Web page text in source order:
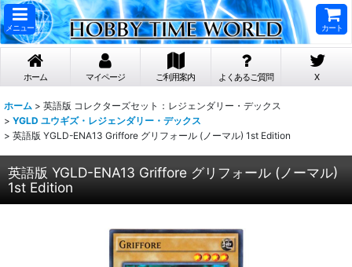
メニュー カート
ホーム マイページ ご利用案内 よくあるご質問 X
ホーム > 英語版 コレクターズセット：レジェンダリー・デックス
> YGLD ユウギズ・レジェンダリー・デックス
> 英語版 YGLD-ENA13 Griffore グリフォール (ノーマル) 1st Edition
英語版 YGLD-ENA13 Griffore グリフォール (ノーマル)
1st Edition